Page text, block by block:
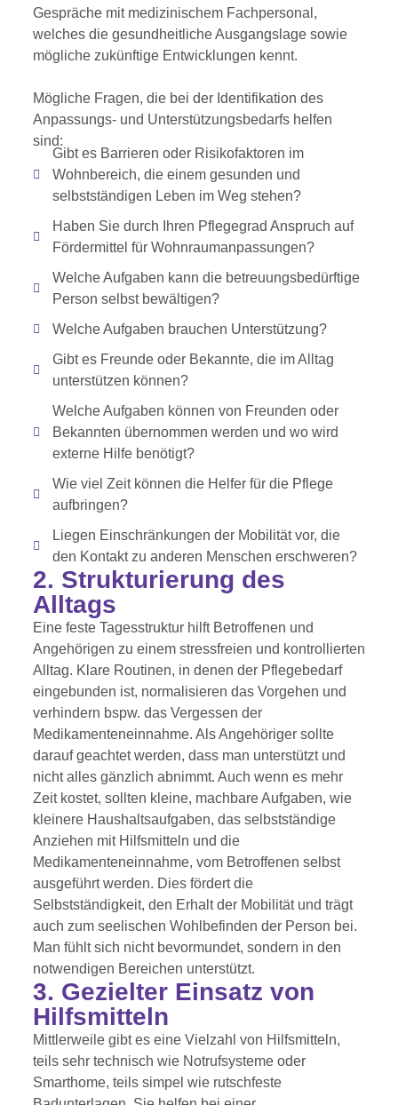
Gespräche mit medizinischem Fachpersonal,
welches die gesundheitliche Ausgangslage sowie
mögliche zukünftige Entwicklungen kennt.
Mögliche Fragen, die bei der Identifikation des
Anpassungs- und Unterstützungsbedarfs helfen
sind:
Gibt es Barrieren oder Risikofaktoren im
Wohnbereich, die einem gesunden und
selbstständigen Leben im Weg stehen?
Haben Sie durch Ihren Pflegegrad Anspruch auf
Fördermittel für Wohnraumanpassungen?
Welche Aufgaben kann die betreuungsbedürftige
Person selbst bewältigen?
Welche Aufgaben brauchen Unterstützung?
Gibt es Freunde oder Bekannte, die im Alltag
unterstützen können?
Welche Aufgaben können von Freunden oder
Bekannten übernommen werden und wo wird
externe Hilfe benötigt?
Wie viel Zeit können die Helfer für die Pflege
aufbringen?
Liegen Einschränkungen der Mobilität vor, die
den Kontakt zu anderen Menschen erschweren?
2. Strukturierung des
Alltags
Eine feste Tagesstruktur hilft Betroffenen und
Angehörigen zu einem stressfreien und kontrollierten
Alltag. Klare Routinen, in denen der Pflegebedarf
eingebunden ist, normalisieren das Vorgehen und
verhindern bspw. das Vergessen der
Medikamenteneinnahme. Als Angehöriger sollte
darauf geachtet werden, dass man unterstützt und
nicht alles gänzlich abnimmt. Auch wenn es mehr
Zeit kostet, sollten kleine, machbare Aufgaben, wie
kleinere Haushaltsaufgaben, das selbstständige
Anziehen mit Hilfsmitteln und die
Medikamenteneinnahme, vom Betroffenen selbst
ausgeführt werden. Dies fördert die
Selbstständigkeit, den Erhalt der Mobilität und trägt
auch zum seelischen Wohlbefinden der Person bei.
Man fühlt sich nicht bevormundet, sondern in den
notwendigen Bereichen unterstützt.
3. Gezielter Einsatz von
Hilfsmitteln
Mittlerweile gibt es eine Vielzahl von Hilfsmitteln,
teils sehr technisch wie Notrufsysteme oder
Smarthome, teils simpel wie rutschfeste